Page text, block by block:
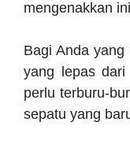
mengenakkan
Bagi Anda yang
yang lepas dari
perlu terburu-
sepatu yang